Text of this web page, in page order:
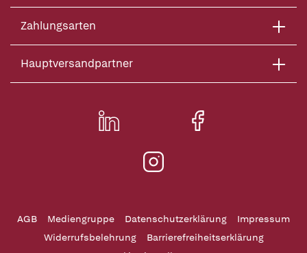
Zahlungsarten
Hauptversandpartner
AGB Mediengruppe Datenschutzerklärung
Impressum
Widerrufsbelehrung
Barrierefreiheitserklärung